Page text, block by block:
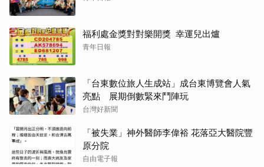
福利處金獎對對樂開獎 幸運兒出爐
青年日報
「台東數位旅人生成站」成台東博覽會人氣
亮點 展期倒數緊來鬥陣玩
台灣好新聞
「被失業」神外醫師李偉裕 花落亞大醫院豐
原分院
自由電子報